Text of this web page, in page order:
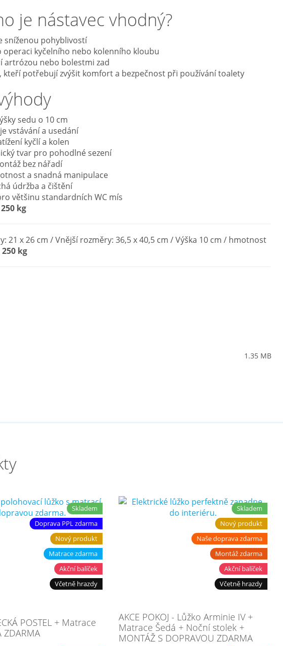
je nástavec vhodný?
sníženou pohyblivostí
operaci kyčelního nebo kolenního kloubu
artrózou nebo bolestmi zad
kteří potřebují zvýšit komfort a bezpečnost při používání toalety
sedu o 10 cm
vstávání a usedání
kyčlí a kolen
tvar pro pohodlné sezení
bez nářadí
a snadná manipulace
údržba a čištění
většinu standardních WC mís
kg
21 x 26 cm / Vnější rozměry: 36,5 x 40,5 cm / Výška 10 cm / hmotnost
kg
1.35 MB
Skladem
Doprava PPL zdarma
Nový produkt
Matrace zdarma
Akční balíček
Včetně hrazdy
POSTEL + Matrace
ZDARMA
Skladem
Nový produkt
Naše doprava zdarma
Montáž zdarma
Akční balíček
Včetně hrazdy
AKCE POKOJ - Lůžko Arminie IV +
Matrace Šedá + Noční stolek +
MONTÁŽ S DOPRAVOU ZDARMA